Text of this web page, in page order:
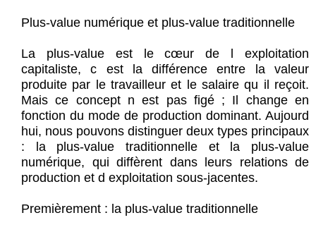
Plus-value numérique et plus-value traditionnelle
La plus-value est le cœur de l exploitation
capitaliste, c est la différence entre la valeur
produite par le travailleur et le salaire qu il reçoit.
Mais ce concept n est pas figé ; Il change en
fonction du mode de production dominant. Aujourd
hui, nous pouvons distinguer deux types principaux
: la plus-value traditionnelle et la plus-value
numérique, qui diffèrent dans leurs relations de
production et d exploitation sous-jacentes.
Premièrement : la plus-value traditionnelle